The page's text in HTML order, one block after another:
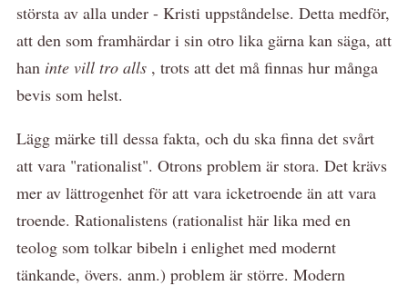
största av alla under - Kristi uppståndelse. Detta medför,
att den som framhärdar i sin otro lika gärna kan säga, att
han inte vill tro alls , trots att det må finnas hur många
bevis som helst.
Lägg märke till dessa fakta, och du ska finna det svårt
att vara "rationalist". Otrons problem är stora. Det krävs
mer av lättrogenhet för att vara icketroende än att vara
troende. Rationalistens (rationalist här lika med en
teolog som tolkar bibeln i enlighet med modernt
tänkande, övers. anm.) problem är större. Modern